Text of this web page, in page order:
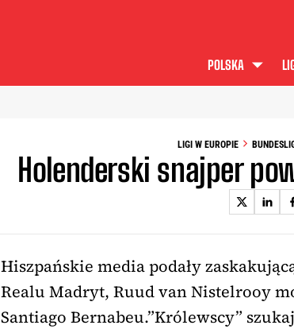
POLSKA
LIGI W EUROPIE
Holenderski snajper
Hiszpańskie media podały
Realu Madryt, Ruud van Nistelrooy
Santiago Bernabeu.”Królewscy”